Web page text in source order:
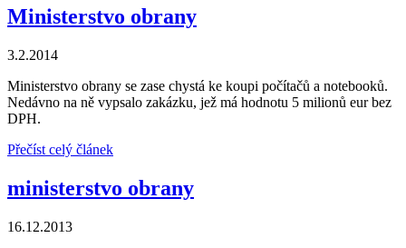
Ministerstvo obrany
3.2.2014
Ministerstvo obrany se zase chystá ke koupi počítačů a notebooků.
Nedávno na ně vypsalo zakázku, jež má hodnotu 5 milionů eur bez
DPH.
Přečíst celý článek
ministerstvo obrany
16.12.2013